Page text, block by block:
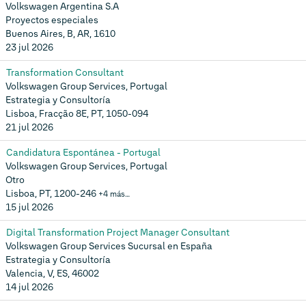
Volkswagen Argentina S.A
Proyectos especiales
Buenos Aires, B, AR, 1610
23 jul 2026
Transformation Consultant
Volkswagen Group Services, Portugal
Estrategia y Consultoría
Lisboa, Fracção 8E, PT, 1050-094
21 jul 2026
Candidatura Espontánea - Portugal
Volkswagen Group Services, Portugal
Otro
Lisboa, PT, 1200-246 +4 más…
15 jul 2026
Digital Transformation Project Manager Consultant
Volkswagen Group Services Sucursal en España
Estrategia y Consultoría
Valencia, V, ES, 46002
14 jul 2026